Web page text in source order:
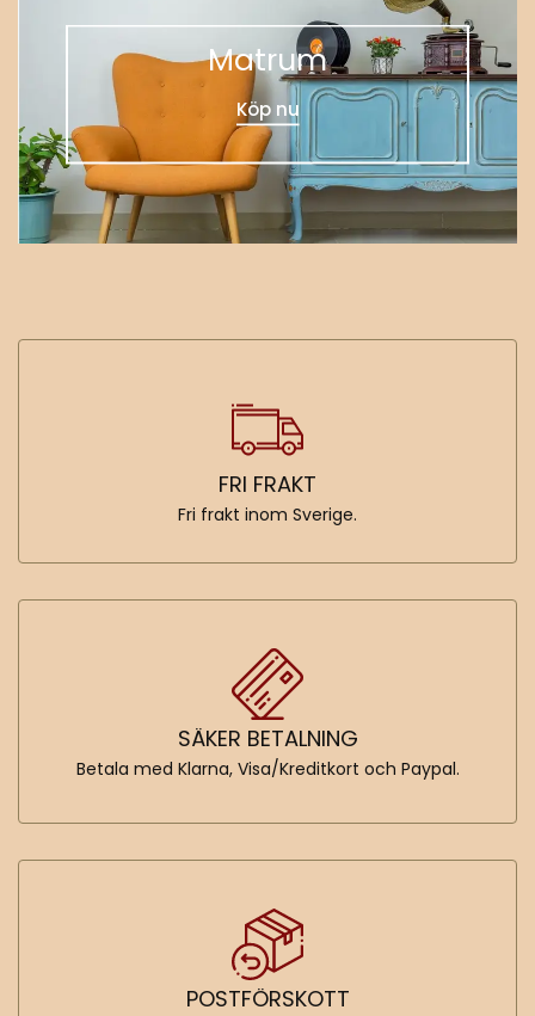
Matrum
Köp nu
FRI FRAKT
Fri frakt inom Sverige.
SÄKER BETALNING
Betala med Klarna, Visa/Kreditkort och Paypal.
POSTFÖRSKOTT